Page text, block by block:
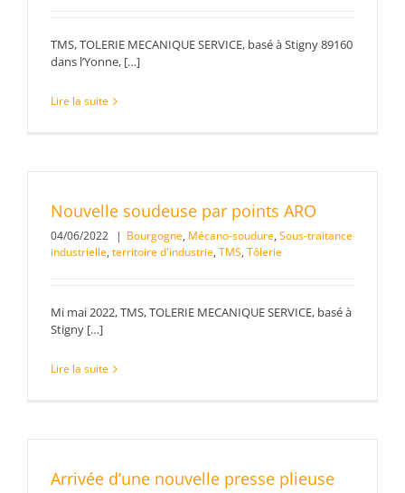
TMS, TOLERIE MECANIQUE SERVICE, basé à Stigny 89160
dans l’Yonne, […]
Lire la suite
Nouvelle soudeuse par points ARO
04/06/2022 | Bourgogne, Mécano-soudure, Sous-traitance
industrielle, territoire d'industrie, TMS, Tôlerie
Mi mai 2022, TMS, TOLERIE MECANIQUE SERVICE, basé à
Stigny […]
Lire la suite
Arrivée d’une nouvelle presse plieuse